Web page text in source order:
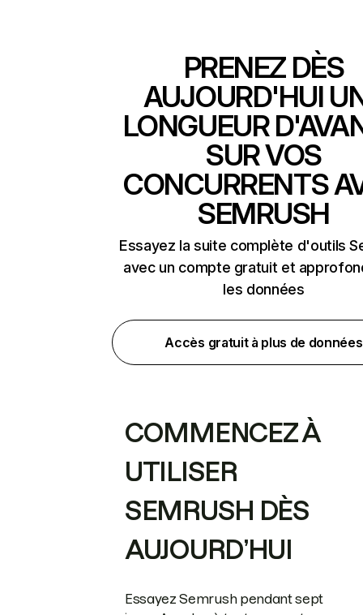
PRENEZ DÈS
AUJOURD'HUI
LONGUEUR
SUR VOS
CONCURRENTS
SEMRUSH
Essayez la suite complète d'outils
avec un compte gratuit et
les données
Accès gratuit à plus de données
COMMENCEZ À
UTILISER
SEMRUSH DÈS
AUJOURD’HUI
Essayez Semrush pendant sept